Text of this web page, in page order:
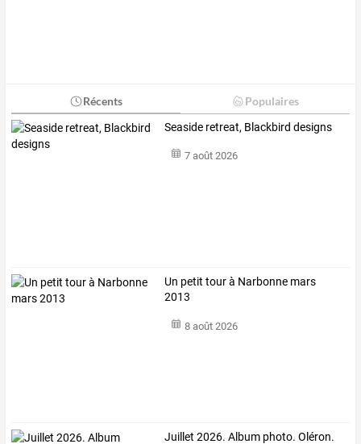
Récents Populaires
Seaside retreat, Blackbird designs
7 août 2026
Un petit tour à Narbonne mars
2013
8 août 2026
Juillet 2026. Album photo. Oléron.